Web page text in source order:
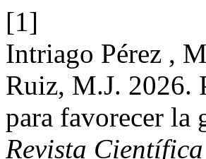
[1]
Intriago Pérez ,
Ruiz, M.J. 2026.
para favorecer la
Revista